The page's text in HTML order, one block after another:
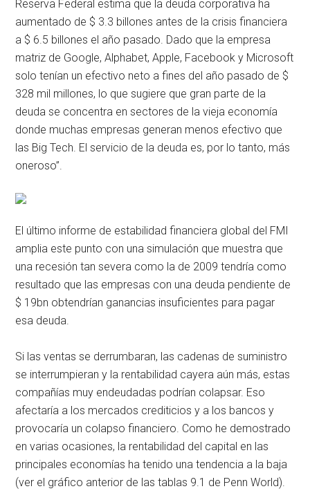
Reserva Federal estima que la deuda corporativa ha
aumentado de $ 3.3 billones antes de la crisis financiera
a $ 6.5 billones el año pasado. Dado que la empresa
matriz de Google, Alphabet, Apple, Facebook y Microsoft
solo tenían un efectivo neto a fines del año pasado de $
328 mil millones, lo que sugiere que gran parte de la
deuda se concentra en sectores de la vieja economía
donde muchas empresas generan menos efectivo que
las Big Tech. El servicio de la deuda es, por lo tanto, más
oneroso”.
El último informe de estabilidad financiera global del FMI
amplia este punto con una simulación que muestra que
una recesión tan severa como la de 2009 tendría como
resultado que las empresas con una deuda pendiente de
$ 19bn obtendrían ganancias insuficientes para pagar
esa deuda.
Si las ventas se derrumbaran, las cadenas de suministro
se interrumpieran y la rentabilidad cayera aún más, estas
compañías muy endeudadas podrían colapsar. Eso
afectaría a los mercados crediticios y a los bancos y
provocaría un colapso financiero. Como he demostrado
en varias ocasiones, la rentabilidad del capital en las
principales economías ha tenido una tendencia a la baja
(ver el gráfico anterior de las tablas 9.1 de Penn World).